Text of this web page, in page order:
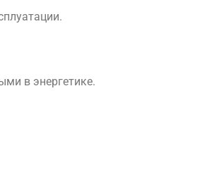
в энергетике.